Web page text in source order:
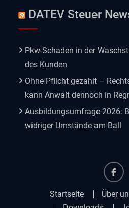
DATEV Steuer
Pkw-Schaden in der
des Kunden
Ohne Pflicht gezahlt –
kann Anwalt dennoch in
Ausbildungsumfrage 2026:
widriger Umstände am Ball
Startseite Über